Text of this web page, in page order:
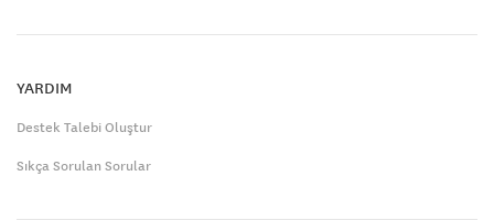
YARDIM
Destek Talebi Oluştur
Sıkça Sorulan Sorular